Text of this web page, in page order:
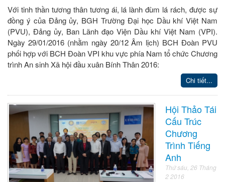
Với tinh thần tương thân tương ái, lá lành đùm lá rách, được sự
đồng ý của Đảng ủy, BGH Trường Đại học Dầu khí Việt Nam
(PVU), Đảng ủy, Ban Lãnh đạo Viện Dầu khí Việt Nam (VPI).
Ngày 29/01/2016 (nhằm ngày 20/12 Âm lịch) BCH Đoàn PVU
phối hợp với BCH Đoàn VPI khu vực phía Nam tổ chức Chương
trình An sinh Xã hội đầu xuân Bính Thân 2016:
Chi tiết...
Hội Thảo Tái
Cấu Trúc
Chương
Trình Tiếng
Anh
Thứ sáu, 26 Tháng
2 2016